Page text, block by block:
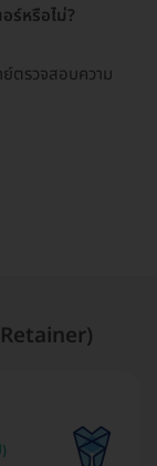
ร์หรือไม่?
ตรวจสอบความ